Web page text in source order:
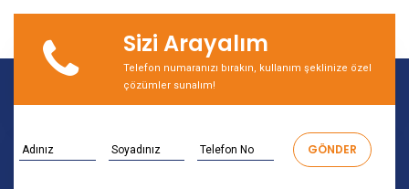
Sizi Arayalım
Telefon numaranızı bırakın, kullanım şeklinize özel
çözümler sunalım!